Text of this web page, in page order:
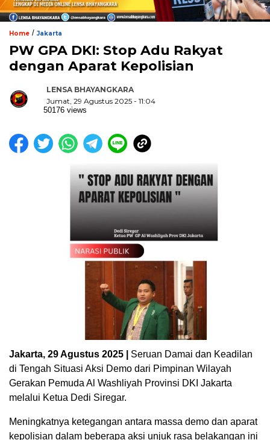
Home / Jakarta
PW GPA DKI: Stop Adu Rakyat
dengan Aparat Kepolisian
LENSA BHAYANGKARA
Jumat, 29 Agustus 2025 - 11:04
50176 views
Jakarta, 29 Agustus 2025 | Seruan Damai dan Keadilan
di Tengah Situasi Aksi Demo dari Pimpinan Wilayah
Gerakan Pemuda Al Washliyah Provinsi DKI Jakarta
melalui Ketua Dedi Siregar.
Meningkatnya ketegangan antara massa demo dan aparat
kepolisian dalam beberapa aksi unjuk rasa belakangan ini